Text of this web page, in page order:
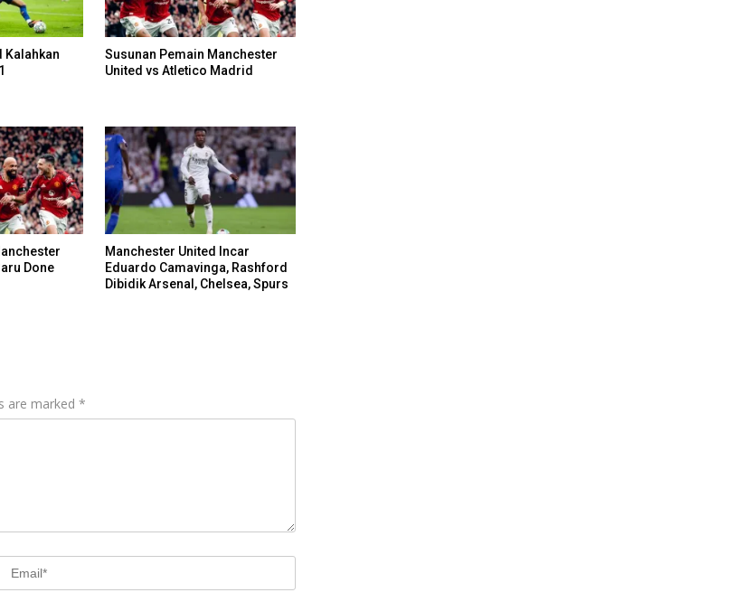
Kalahkan
Susunan Pemain Manchester
United vs Atletico Madrid
Done
Manchester United Incar
Eduardo Camavinga, Rashford
Dibidik Arsenal, Chelsea, Spurs
are marked *